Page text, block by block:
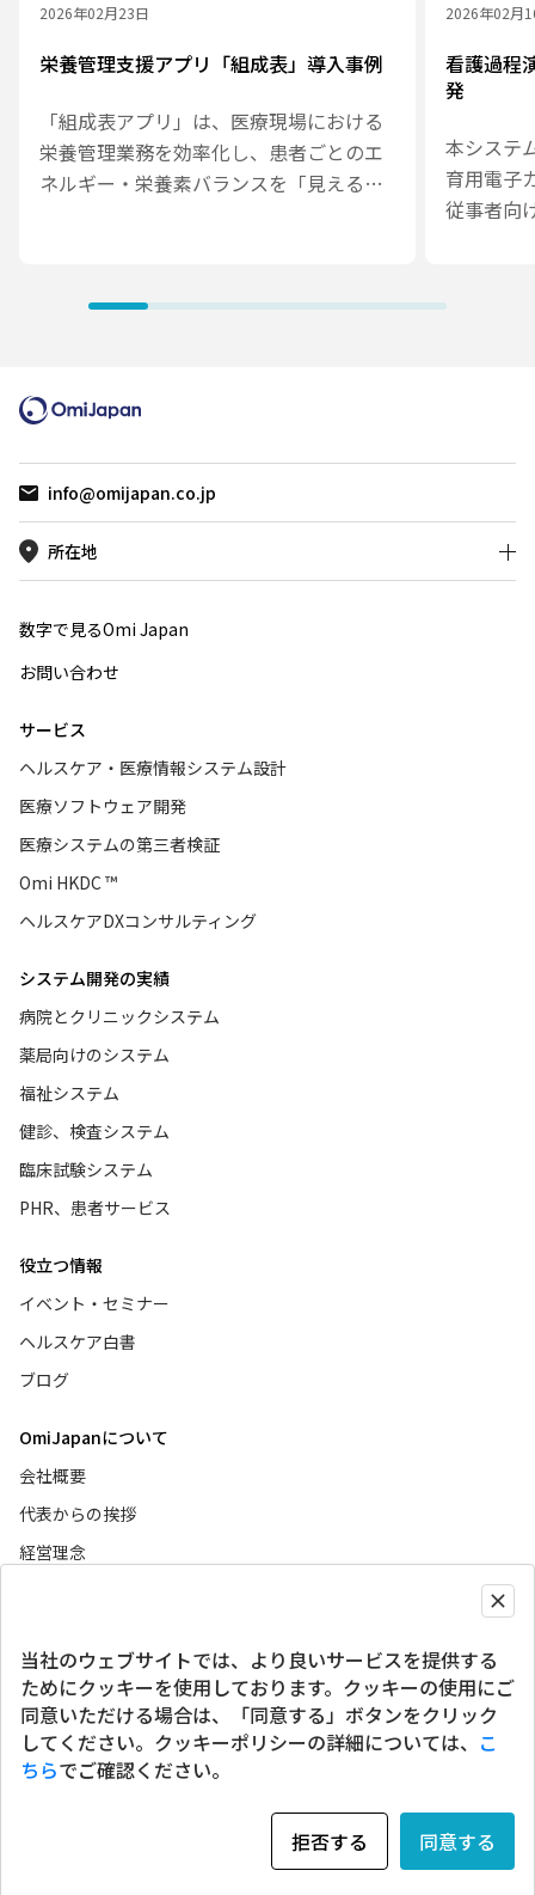
2026年02月23日
栄養管理支援アプリ「組成表」導入事例
「組成表アプリ」は、医療現場における
栄養管理業務を効率化し、患者ごとのエ
ネルギー・栄養素バランスを「見える
の組成表や手計算に依存することなく、
効率化とデータの一貫性向上に貢献して
います。
2026年02月
看護過程
発
本システ
育用電子
従事者向
info@omijapan.co.jp
所在地
数字で見るOmi Japan
お問い合わせ
サービス
ヘルスケア・医療情報システム設計
医療ソフトウェア開発
医療システムの第三者検証
Omi HKDC ™
ヘルスケアDXコンサルティング
システム開発の実績
病院とクリニックシステム
薬局向けのシステム
福祉システム
健診、検査システム
臨床試験システム
PHR、患者サービス
役立つ情報
イベント・セミナー
ヘルスケア白書
ブログ
OmiJapanについて
会社概要
代表からの挨拶
経営理念
グローバルサイト
SNSアカウント
情報セキュリティ方針
クッキーポリシー
Copyright © 2023 Omi Japan Co., Ltd. All rights reserved.
当社のウェブサイトでは、より良いサービスを提供する
ためにクッキーを使用しております。クッキーの使用にご
同意いただける場合は、「同意する」ボタンをクリック
してください。クッキーポリシーの詳細については、 こ
ちらでご確認ください。
拒否する 同意する